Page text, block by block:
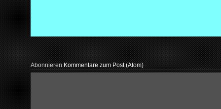
AbonnierenKommentare zum Post (Atom)